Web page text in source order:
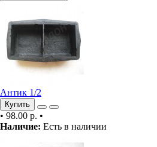
Антик 1/2
Купить
• 98.00 р. •
Наличие: Есть в наличии